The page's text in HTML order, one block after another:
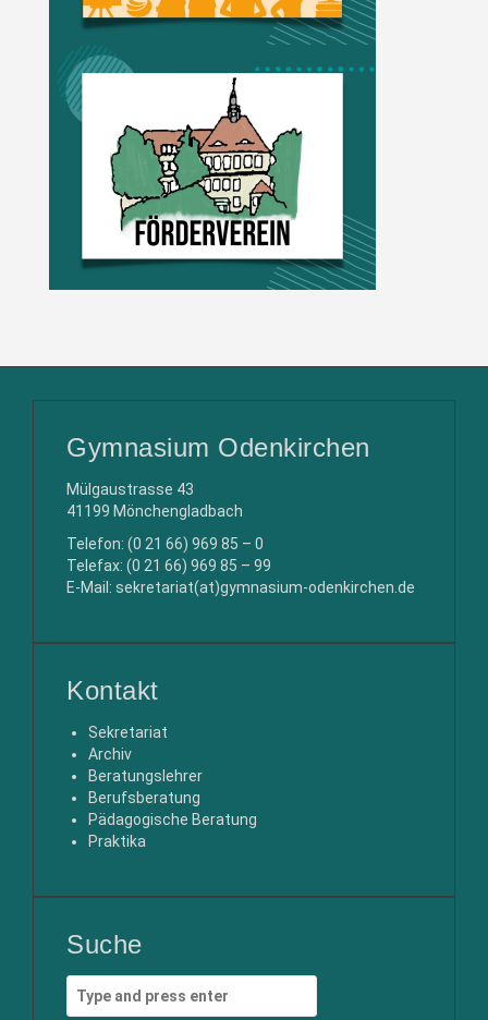
Gymnasium Odenkirchen
Mülgaustrasse 43
41199 Mönchengladbach
Telefon: (0 21 66) 969 85 – 0
Telefax: (0 21 66) 969 85 – 99
E-Mail: sekretariat(at)gymnasium-odenkirchen.de
Kontakt
Sekretariat
Archiv
Beratungslehrer
Berufsberatung
Pädagogische Beratung
Praktika
Suche
Search
for: